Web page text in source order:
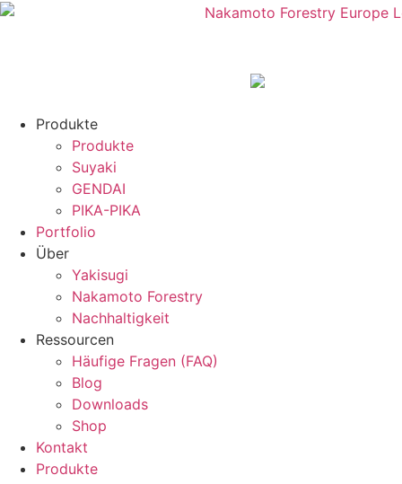
Produkte
Produkte
Suyaki
GENDAI
PIKA-PIKA
Portfolio
Über
Yakisugi
Nakamoto Forestry
Nachhaltigkeit
Ressourcen
Häufige Fragen (FAQ)
Blog
Downloads
Shop
Kontakt
Produkte